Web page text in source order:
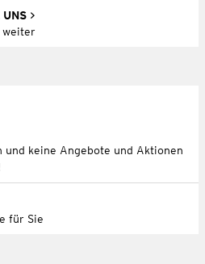
UNS
weiter
keine Angebote und Aktionen
für Sie